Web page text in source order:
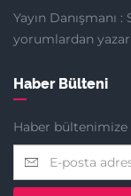
Yayın Danışmanı :
yorumlardan
Haber Bülteni
Haber bültenimize